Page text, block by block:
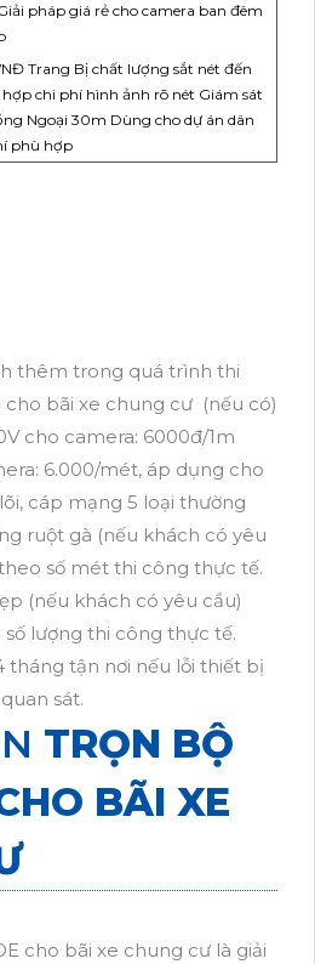
pháp giá rẻ cho camera ban đêm
Trang Bị chất lượng sắt nét đến
chi phí hình ảnh rõ nét Giám sát
Ngoại 30m Dùng cho dự án dân
phù hợp
thêm trong quá trình thi
bãi xe chung cư (nếu có)
cho camera: 6000đ/1m
6.000/mét, áp dụng cho
cáp mạng 5 loại thường
ruột gà (nếu khách có yêu
số mét thi công thực tế.
(nếu khách có yêu cầu)
lượng thi công thực tế.
tháng tận nơi nếu lỗi thiết bị
sát.
TRỌN BỘ
BÃI XE
cho bãi xe chung cư là giải